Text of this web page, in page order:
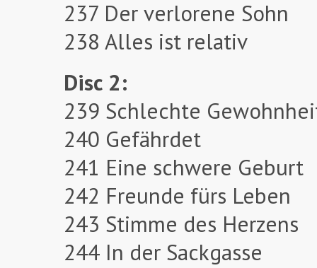
237 Der verlorene Sohn
238 Alles ist relativ
Disc 2:
239 Schlechte
240 Gefährdet
241 Eine schwere Geburt
242 Freunde fürs Leben
243 Stimme des Herzens
244 In der Sackgasse